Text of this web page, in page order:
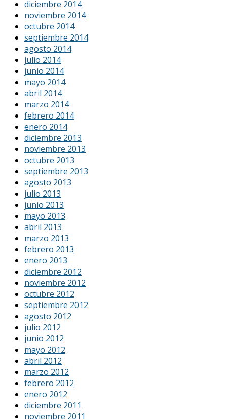
diciembre 2014
noviembre 2014
octubre 2014
septiembre 2014
agosto 2014
julio 2014
junio 2014
mayo 2014
abril 2014
marzo 2014
febrero 2014
enero 2014
diciembre 2013
noviembre 2013
octubre 2013
septiembre 2013
agosto 2013
julio 2013
junio 2013
mayo 2013
abril 2013
marzo 2013
febrero 2013
enero 2013
diciembre 2012
noviembre 2012
octubre 2012
septiembre 2012
agosto 2012
julio 2012
junio 2012
mayo 2012
abril 2012
marzo 2012
febrero 2012
enero 2012
diciembre 2011
noviembre 2011